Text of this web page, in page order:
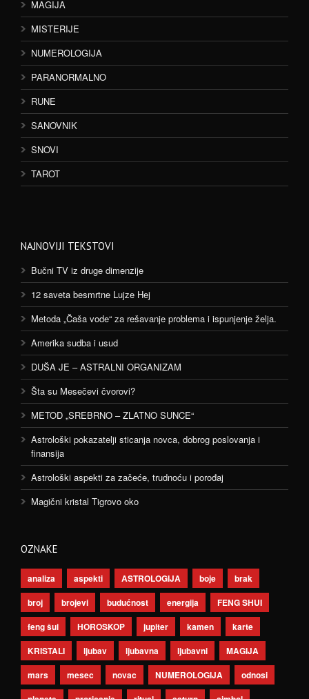
MAGIJA
MISTERIJE
NUMEROLOGIJA
PARANORMALNO
RUNE
SANOVNIK
SNOVI
TAROT
NAJNOVIJI TEKSTOVI
Bučni TV iz druge dimenzije
12 saveta besmrtne Lujze Hej
Metoda „Čaša vode“ za rešavanje problema i ispunjenje želja.
Amerika sudba i usud
DUŠA JE – ASTRALNI ORGANIZAM
Šta su Mesečevi čvorovi?
METOD „SREBRNO – ZLATNO SUNCE“
Astrološki pokazatelji sticanja novca, dobrog poslovanja i
finansija
Astrološki aspekti za začeće, trudnoću i porođaj
Magični kristal Tigrovo oko
OZNAKE
analiza aspekti ASTROLOGIJA boje
brak
broj
brojevi budućnost energija
FENG SHUI
feng šui
HOROSKOP jupiter kamen
karte
KRISTALI
ljubav ljubavna ljubavni
MAGIJA
mars
mesec novac NUMEROLOGIJA
odnosi